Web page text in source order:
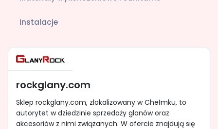
Instalacje
rockglany.com
Sklep rockglany.com, zlokalizowany w Chełmku, to
autorytet w dziedzinie sprzedaży glanów oraz
akcesoriów z nimi związanych. W ofercie znajdują się